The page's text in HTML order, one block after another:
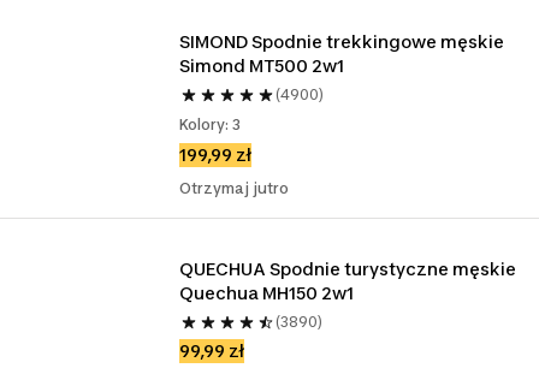
SIMOND Spodnie trekkingowe męskie
Simond MT500 2w1
(4900)
Kolory: 3
199,99 zł
Otrzymaj jutro
QUECHUA Spodnie turystyczne męskie
(3890)
99,99 zł